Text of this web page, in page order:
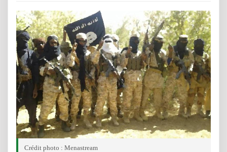
Crédit photo : Menastream